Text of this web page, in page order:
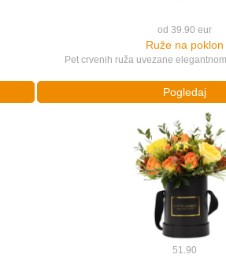
od 39.90 eur
Ruže na poklon
Pet crvenih ruža uvezane
Pogledaj
51.90